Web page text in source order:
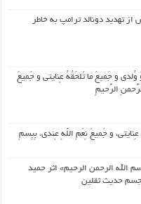
تهدید دونالد ترامپ به خاطر
و جَمیعَ ما تَلحَقُهُ عِنایتی و جَمیعَ
الرَّحیمِ
و جَمیعَ نِعَمِ اللّهِ عِندی، بِبِسمِ
الله الرحمن الرحیم» اثر حمید
حدیث ثقلین